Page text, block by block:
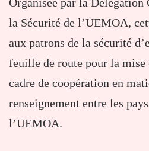
la Sécurité de l’UEMOA,
aux patrons de la sécurité
feuille de route pour la mise
cadre de coopération en
renseignement entre les
l’UEMOA.